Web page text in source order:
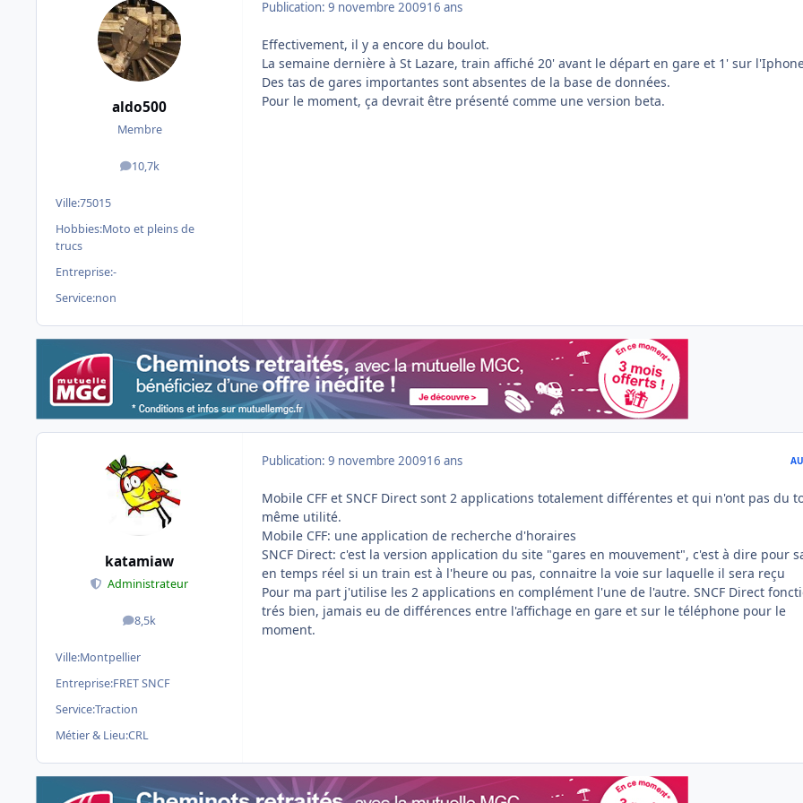
aldo500
Membre
10,7k
messages
Ville:75015
Hobbies:Moto et pleins de
trucs
Entreprise:-
Service:non
Publication: 9 novembre 200916 ans
Effectivement, il y a encore du boulot.
La semaine dernière à St Lazare, train affiché 20' avant le départ en gare et 1' sur
Des tas de gares importantes sont absentes de la base de données.
Pour le moment, ça devrait être présenté comme une version beta.
katamiaw
Administrateur
8,5k
messages
Ville:Montpellier
Entreprise:FRET SNCF
Service:Traction
Métier & Lieu:CRL
Publication: 9 novembre 200916 ans
Mobile CFF et SNCF Direct sont 2 applications totalement différentes et qui n'ont pas du
même utilité.
Mobile CFF: une application de recherche d'horaires
SNCF Direct: c'est la version application du site "gares en mouvement", c'est à dire pour
en temps réel si un train est à l'heure ou pas, connaitre la voie sur laquelle il sera reçu
Pour ma part j'utilise les 2 applications en complément l'une de l'autre. SNCF Direct
trés bien, jamais eu de différences entre l'affichage en gare et sur le téléphone pour le
moment.